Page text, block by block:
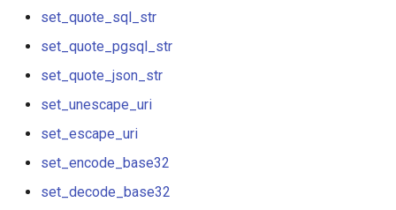
test
tlc
set_quote_sql_str
set_quote_pgsql_str
set_quote_json_str
set_unescape_uri
set_escape_uri
set_encode_base32
set_decode_base32